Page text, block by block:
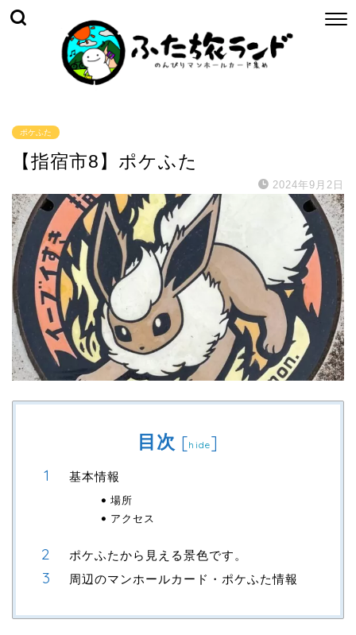
ポケふた
【指宿市8】ポケふた
2024年9月2日
目次 [hide]
基本情報
場所
アクセス
ポケふたから見える景色です。
周辺のマンホールカード・ポケふた情報